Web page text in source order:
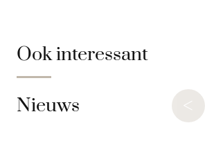
Ook interessant
Nieuws <